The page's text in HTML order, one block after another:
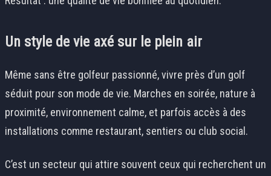
Un style de vie axé sur le plein air
Même sans être golfeur passionné, vivre près d’un golf
séduit pour son mode de vie. Marches en soirée, nature à
proximité, environnement calme, et parfois accès à des
installations comme restaurant, sentiers ou club social.
C’est un secteur qui attire souvent ceux qui recherchent un